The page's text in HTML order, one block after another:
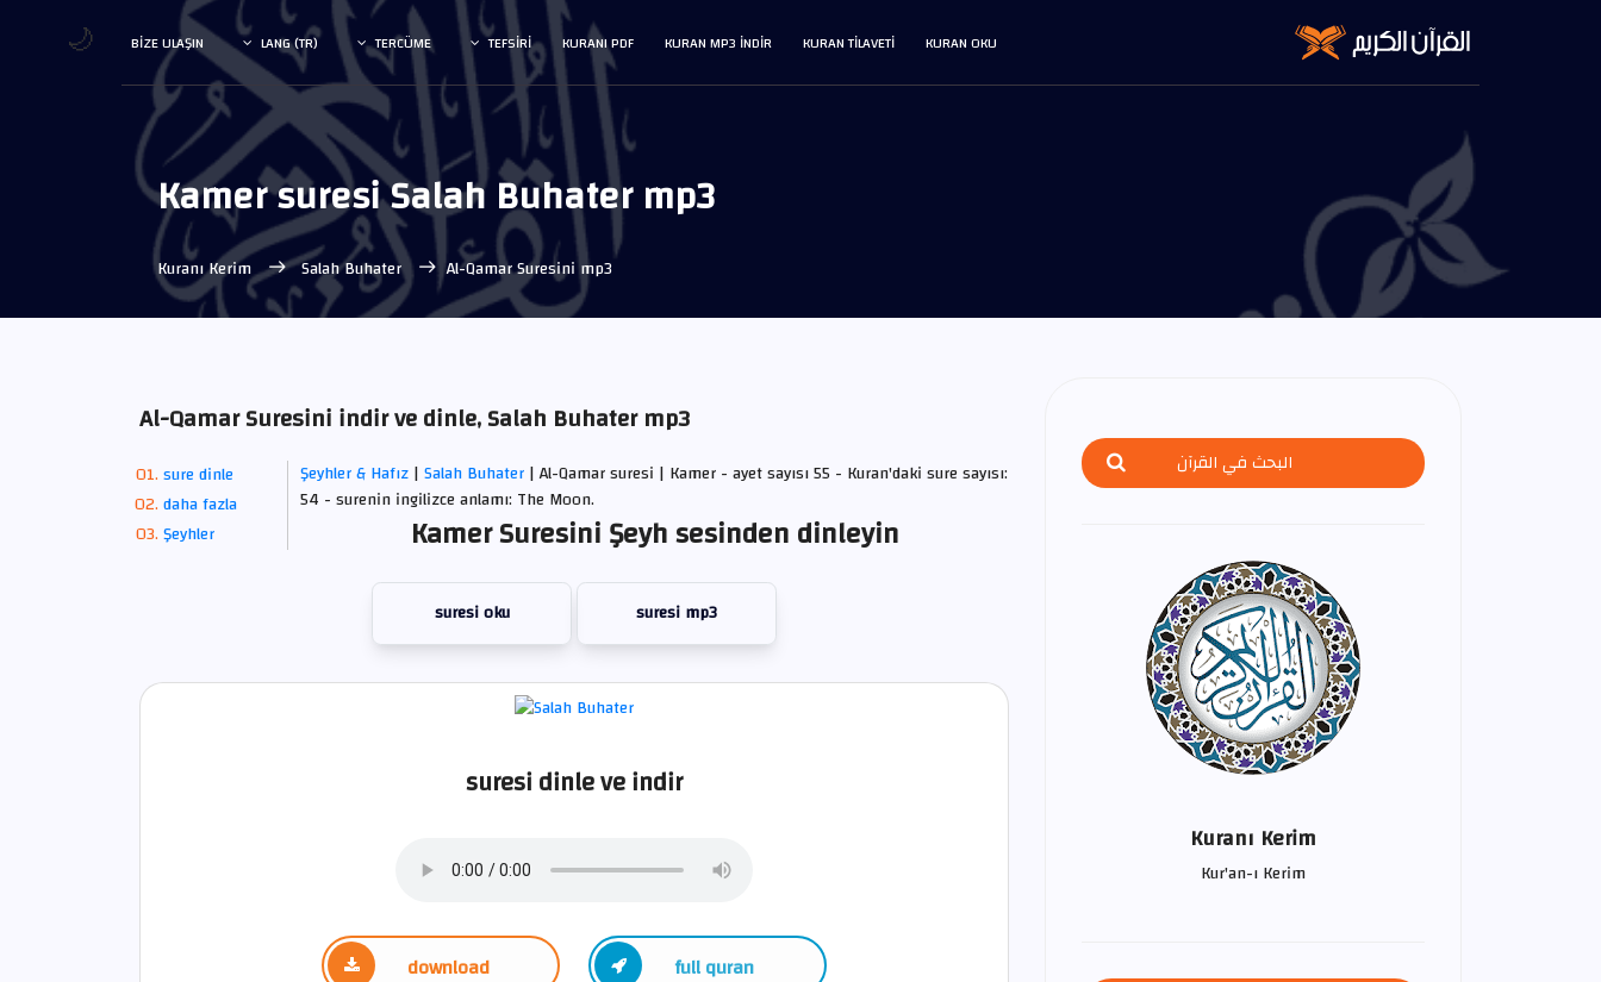
KURAN OKU
KURAN TILAVETI
KURAN MP3 INDIR
KURANI PDF
TEFSIRI
TERCÜME
LANG (TR)
BIZE ULAŞIN
Kamer suresi Salah Buhater mp3
Kuranı Kerim Salah Buhater Al-Qamar Suresini mp3
Al-Qamar Suresini indir ve dinle, Salah Buhater mp3
sure dinle
daha fazla
Şeyhler
Şeyhler & Hafız|Salah Buhater| Al-Qamar suresi | Kamer - ayet sayısı 55 - Kuran'daki sure sayısı:
54 - surenin ingilizce anlamı: The Moon.
Kamer Suresini Şeyh sesinden dinleyin
suresi oku suresi mp3
suresi dinle ve indir
download full quran
Kuranı Kerim
Kur'an-ı Kerim
🌙